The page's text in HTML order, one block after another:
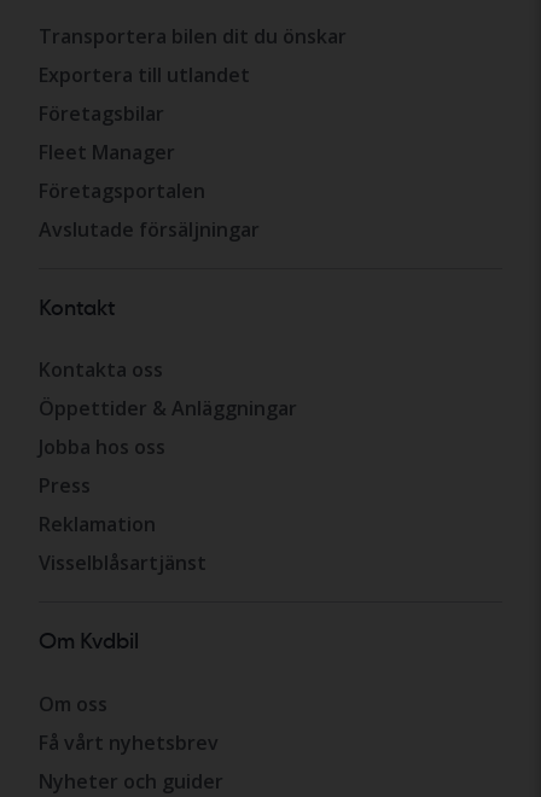
Transportera bilen dit du önskar
Exportera till utlandet
Företagsbilar
Fleet Manager
Företagsportalen
Avslutade försäljningar
Kontakt
Kontakta oss
Öppettider & Anläggningar
Jobba hos oss
Press
Reklamation
Visselblåsartjänst
Om Kvdbil
Om oss
Få vårt nyhetsbrev
Nyheter och guider